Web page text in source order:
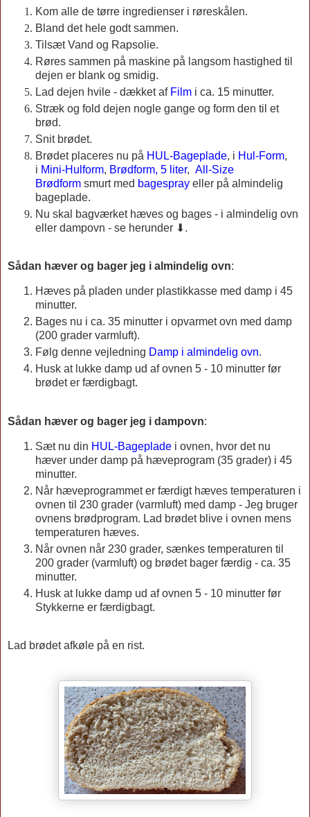
Kom alle de tørre ingredienser i røreskålen.
Bland det hele godt sammen.
Tilsæt Vand og Rapsolie.
Røres sammen på maskine på langsom hastighed til
dejen er blank og smidig.
Lad dejen hvile - dækket af Film i ca. 15 minutter.
Stræk og fold dejen nogle gange og form den til et
brød.
Snit brødet.
Brødet placeres nu på HUL-Bageplade, i Hul-Form,
i Mini-Hulform, Brødform, 5 liter, All-Size
Brødform smurt med bagespray eller på almindelig
bageplade.
Nu skal bagværket hæves og bages - i almindelig ovn
eller dampovn - se herunder ⬇.
Sådan hæver og bager jeg i almindelig ovn:
Hæves på pladen under plastikkasse med damp i 45
minutter.
Bages nu i ca. 35 minutter i opvarmet ovn med damp
(200 grader varmluft).
Følg denne vejledning Damp i almindelig ovn.
Husk at lukke damp ud af ovnen 5 - 10 minutter før
brødet er færdigbagt.
Sådan hæver og bager jeg i dampovn:
Sæt nu din HUL-Bageplade i ovnen, hvor det nu
hæver under damp på hæveprogram (35 grader) i 45
minutter.
Når hæveprogrammet er færdigt hæves temperaturen i
ovnen til 230 grader (varmluft) med damp - Jeg bruger
ovnens brødprogram. Lad brødet blive i ovnen mens
temperaturen hæves.
Når ovnen når 230 grader, sænkes temperaturen til
200 grader (varmluft) og brødet bager færdig - ca. 35
minutter.
Husk at lukke damp ud af ovnen 5 - 10 minutter før
Stykkerne er færdigbagt.
Lad brødet afkøle på en rist.